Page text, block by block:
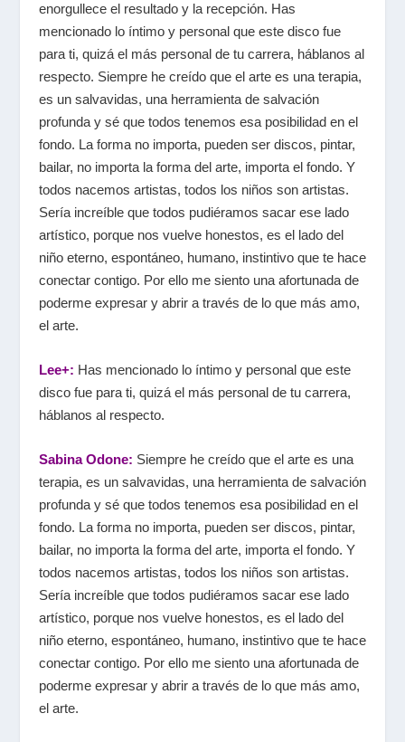
enorgullece el resultado y la recepción. Has
mencionado lo íntimo y personal que este disco fue
para ti, quizá el más personal de tu carrera, háblanos al
respecto. Siempre he creído que el arte es una terapia,
es un salvavidas, una herramienta de salvación
profunda y sé que todos tenemos esa posibilidad en el
fondo. La forma no importa, pueden ser discos, pintar,
bailar, no importa la forma del arte, importa el fondo. Y
todos nacemos artistas, todos los niños son artistas.
Sería increíble que todos pudiéramos sacar ese lado
artístico, porque nos vuelve honestos, es el lado del
niño eterno, espontáneo, humano, instintivo que te hace
conectar contigo. Por ello me siento una afortunada de
poderme expresar y abrir a través de lo que más amo,
el arte.
Lee+: Has mencionado lo íntimo y personal que este
disco fue para ti, quizá el más personal de tu carrera,
háblanos al respecto.
Sabina Odone: Siempre he creído que el arte es una
terapia, es un salvavidas, una herramienta de salvación
profunda y sé que todos tenemos esa posibilidad en el
fondo. La forma no importa, pueden ser discos, pintar,
bailar, no importa la forma del arte, importa el fondo. Y
todos nacemos artistas, todos los niños son artistas.
Sería increíble que todos pudiéramos sacar ese lado
artístico, porque nos vuelve honestos, es el lado del
niño eterno, espontáneo, humano, instintivo que te hace
conectar contigo. Por ello me siento una afortunada de
poderme expresar y abrir a través de lo que más amo,
el arte.